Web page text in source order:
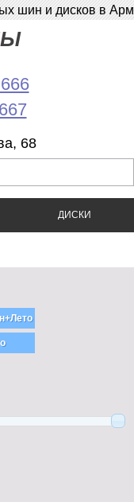
шин и дисков в
68
ДИСКИ